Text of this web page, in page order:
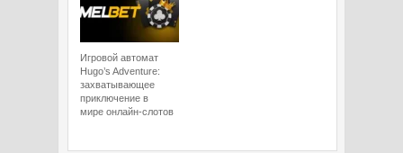
Игровой автомат
Hugo’s Adventure:
захватывающее
приключение в
мире онлайн-слотов